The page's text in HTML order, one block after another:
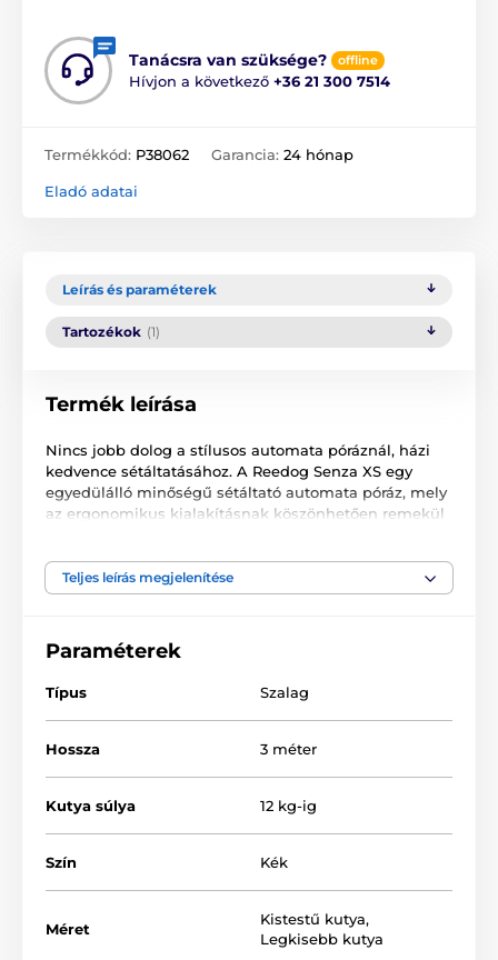
Tanácsra van szüksége? offline
Hívjon a következő +36 21 300 7514
Termékkód: P38062 Garancia: 24 hónap
Eladó adatai
Leírás és paraméterek
Tartozékok (1)
Termék leírása
Nincs jobb dolog a stílusos automata póráznál, házi
kedvence sétáltatásához. A Reedog Senza XS egy
egyedülálló minőségű sétáltató automata póráz, mely
az ergonomikus kialakításnak köszönhetően remekül
gombnyomással 3 fékezési módot biztosíthat. A cseh
márkájú termék ideális kiskutyák számára, 12 kg-ig.
A Reedog Senza Basic XS
Teljes leírás megjelenítése
Paraméterek
Típus Szalag
Hossza 3 méter
Kutya súlya 12 kg-ig
Szín Kék
Méret
Kistestű kutya,
Legkisebb kutya